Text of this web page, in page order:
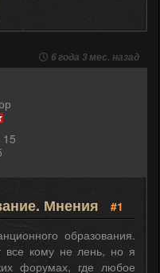
6 года 3 мес. назад
15
Мнения
#1
образования.
все кому не лень, но я
форумах, где любое